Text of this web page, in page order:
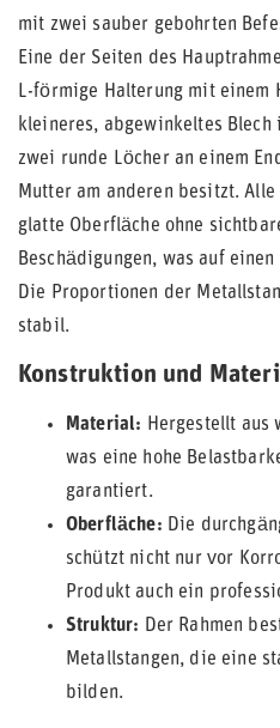
mit zwei sauber gebohrten
Eine der Seiten des
L-förmige Halterung mit einem
kleineres, abgewinkeltes
zwei runde Löcher an einem
Mutter am anderen besitzt.
glatte Oberfläche ohne
Beschädigungen, was auf
Die Proportionen der
stabil.
Konstruktion und
Material: Hergestellt aus
was eine hohe
garantiert.
Oberfläche: Die
schützt nicht nur vor
Produkt auch ein
Struktur: Der Rahmen
Metallstangen, die eine
bilden.